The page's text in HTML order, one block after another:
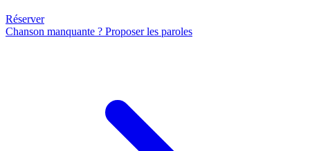
Réserver
Chanson manquante ? Proposer les paroles